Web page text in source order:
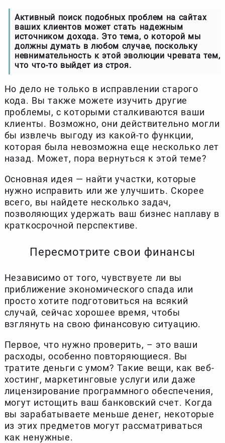
Активный поиск подобных проблем на сайтах
ваших клиентов может стать надежным
источником дохода. Это тема, о которой мы
должны думать в любом случае, поскольку
невнимательность к этой эволюции чревата тем,
что что-то выйдет из строя.
Но дело не только в исправлении старого
кода. Вы также можете изучить другие
проблемы, с которыми сталкиваются ваши
клиенты. Возможно, они действительно могли
бы извлечь выгоду из какой-то функции,
которая была невозможна еще несколько лет
назад. Может, пора вернуться к этой теме?
Основная идея — найти участки, которые
нужно исправить или же улучшить. Скорее
всего, вы найдете несколько задач,
позволяющих удержать ваш бизнес наплаву в
краткосрочной перспективе.
Пересмотрите свои финансы
Независимо от того, чувствуете ли вы
приближение экономического спада или
просто хотите подготовиться на всякий
случай, сейчас хорошее время, чтобы
взглянуть на свою финансовую ситуацию.
Первое, что нужно проверить, – это ваши
расходы, особенно повторяющиеся. Вы
тратите деньги с умом? Такие вещи, как веб-
хостинг, маркетинговые услуги или даже
лицензирование программного обеспечения,
могут истощить ваш банковский счет. Когда
вы зарабатываете меньше денег, некоторые
из этих предметов могут рассматриваться
как ненужные.